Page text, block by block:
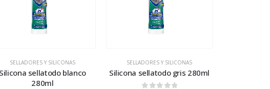
SELLADORES Y SILICONAS
Silicona sellatodo blanco
280ml
SELLADORES Y SILICONAS
Silicona sellatodo gris 280ml